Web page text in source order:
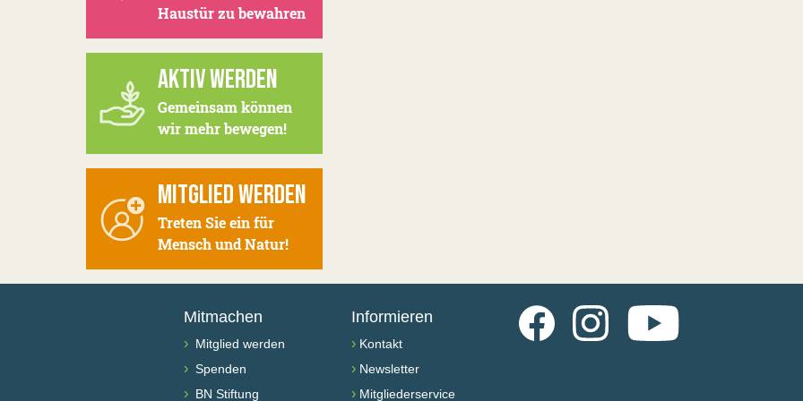
Haustür zu bewahren
AKTIV WERDEN
Gemeinsam können
wir mehr bewegen!
MITGLIED WERDEN
Treten Sie ein für
Mensch und Natur!
Mitmachen
› Mitglied werden
› Spenden
› BN Stiftung
Informieren
› Kontakt
› Newsletter
› Mitgliederservice
FacebookInstagramYouTube